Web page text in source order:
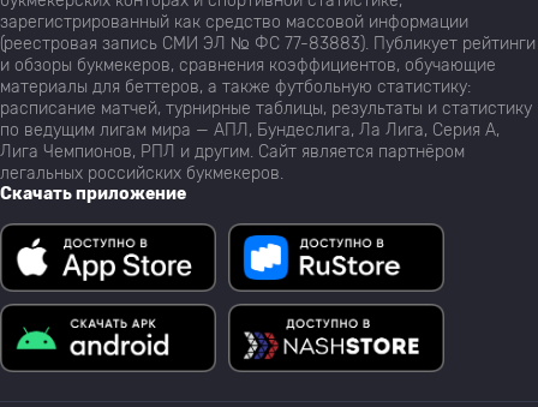
зарегистрированный как средство массовой информации
(реестровая запись СМИ ЭЛ № ФС 77-83883). Публикует рейтинги
и обзоры букмекеров, сравнения коэффициентов, обучающие
материалы для беттеров, а также футбольную статистику:
расписание матчей, турнирные таблицы, результаты и статистику
по ведущим лигам мира — АПЛ, Бундеслига, Ла Лига, Серия А,
Лига Чемпионов, РПЛ и другим. Сайт является партнёром
легальных российских букмекеров.
Скачать приложение